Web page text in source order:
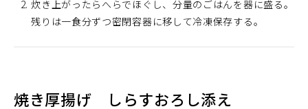
炊き上がったらへらでほぐし、分量のごはんを器に盛る。
残りは一食分ずつ密閉容器に移して冷凍保存する。
焼き厚揚げ しらすおろし添え